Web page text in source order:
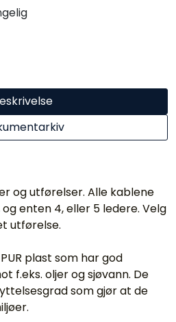
og utførelser. Alle kablene
og enten 4, eller 5 ledere. Velg
utførelse.
plast som har god
f.eks. oljer og sjøvann. De
som gjør at de